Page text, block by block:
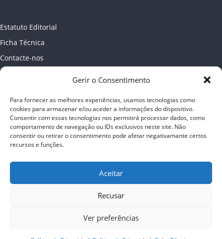
Gerir o Consentimento
Para fornecer as melhores experiências, usamos tecnologias como
cookies para armazenar e/ou aceder a informações do dispositivo.
Consentir com essas tecnologias nos permitirá processar dados, como
comportamento de navegação ou IDs exclusivos neste site. Não
consentir ou retirar o consentimento pode afetar negativamante certos
recursos e funções.
Aceitar
Recusar
Ver preferências
Estatuto Editorial
Ficha Técnica
Contacte-nos
Newsletter
Publicidade
Almada online. Todos os direitos reservados